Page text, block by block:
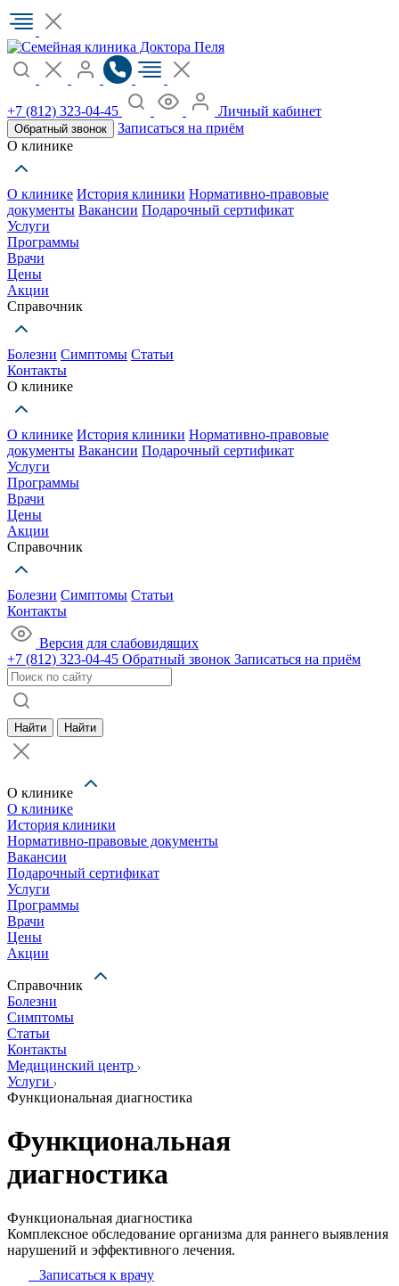
+7 (812) 323-04-45 Личный кабинет
Обратный звонок
Записаться на приём
О клинике
О клинике История клиники Нормативно-правовые
документы Вакансии Подарочный сертификат
Услуги
Программы
Врачи
Цены
Акции
Справочник
Болезни Симптомы Статьи
Контакты
О клинике
О клинике История клиники Нормативно-правовые
документы Вакансии Подарочный сертификат
Услуги
Программы
Врачи
Цены
Акции
Справочник
Болезни Симптомы Статьи
Контакты
Версия для слабовидящих
+7 (812) 323-04-45 Обратный звонок Записаться на приём
Найти Найти
О клинике
О клинике
История клиники
Нормативно-правовые документы
Вакансии
Подарочный сертификат
Услуги
Программы
Врачи
Цены
Акции
Справочник
Болезни
Симптомы
Статьи
Контакты
Медицинский центр
Услуги
Функциональная диагностика
Функциональная
диагностика
Функциональная диагностика
Комплексное обследование организма для раннего выявления
нарушений и эффективного лечения.
Записаться к врачу